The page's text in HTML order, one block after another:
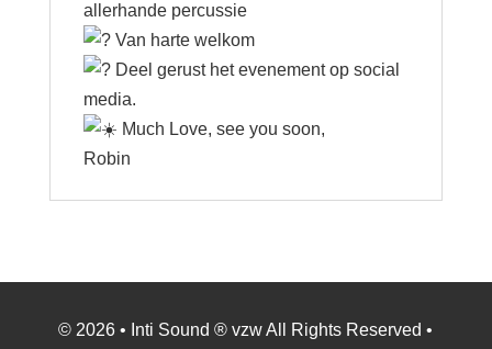
allerhande percussie
Van harte welkom
Deel gerust het evenement op social
media.
Much Love, see you soon,
Robin
© 2026 • Inti Sound ® vzw All Rights Reserved •